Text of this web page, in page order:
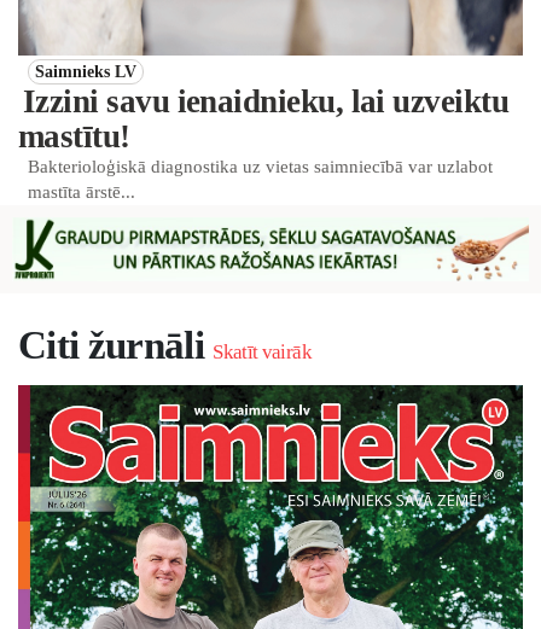
Saimnieks LV
Izzini savu ienaidnieku, lai uzveiktu
mastītu!
Bakterioloģiskā diagnostika uz vietas saimniecībā var uzlabot
mastīta ārstē...
Citi žurnāli Skatīt vairāk